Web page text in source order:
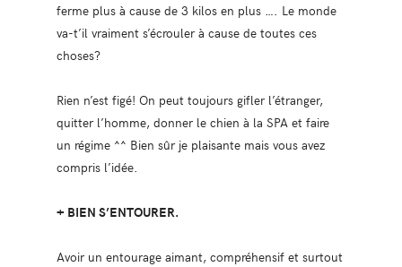
ferme plus à cause de 3 kilos en plus …. Le monde
va-t’il vraiment s’écrouler à cause de toutes ces
choses?
Rien n’est figé! On peut toujours gifler l’étranger,
quitter l’homme, donner le chien à la SPA et faire
un régime ^^ Bien sûr je plaisante mais vous avez
compris l’idée.
+ BIEN S’ENTOURER.
Avoir un entourage aimant, compréhensif et surtout